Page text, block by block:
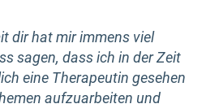
dir hat mir immens viel
sagen, dass ich in der Zeit
eine Therapeutin gesehen
aufzuarbeiten und